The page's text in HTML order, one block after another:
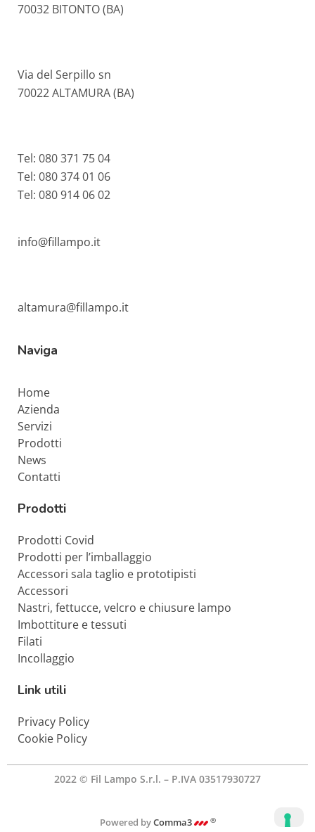
70032 BITONTO (BA)
Via del Serpillo sn
70022 ALTAMURA (BA)
Tel: 080 371 75 04
Tel: 080 374 01 06
Tel: 080 914 06 02
info@fillampo.it
altamura@fillampo.it
Naviga
Home
Azienda
Servizi
Prodotti
News
Contatti
Prodotti
Prodotti Covid
Prodotti per l’imballaggio
Accessori sala taglio e prototipisti
Accessori
Nastri, fettucce, velcro e chiusure lampo
Imbottiture e tessuti
Filati
Incollaggio
Link utili
Privacy Policy
Cookie Policy
2022 © Fil Lampo S.r.l. – P.IVA 03517930727
Powered byComma3 ®